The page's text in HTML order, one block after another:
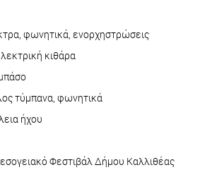
φωνητικά, ενορχηστρώσεις
κιθάρα
τύμπανα, φωνητικά
ήχου
Φεστιβάλ Δήμου Καλλιθέας